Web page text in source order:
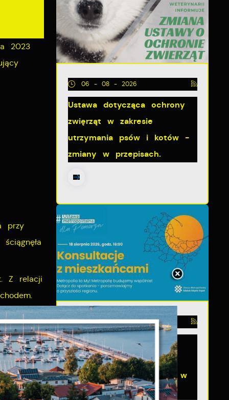
2023
przy
Z relacji
06 - 08 - 2026
Ustawa dotycząca ochrony
zwięrząt w zakresie
utrzymania psów i kotów -
zmiany w przepisach.
06 - 08 - 2026
Spotkanie konsultacyjne
poświęcone powołaniu
związku metropolitalnego w
województwie pomorskim